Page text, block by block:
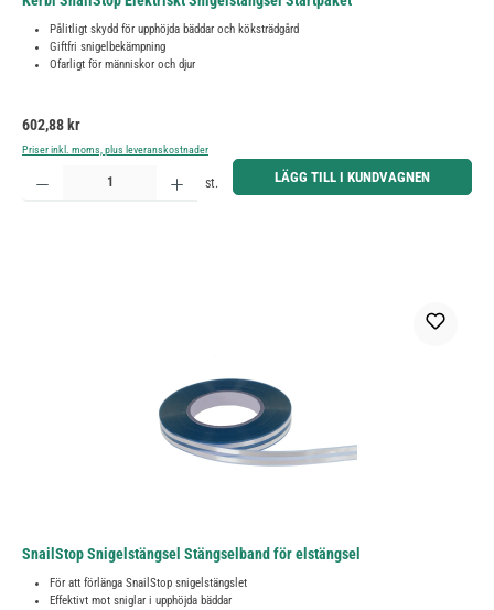
Pålitligt skydd för upphöjda bäddar och köksträdgård
Giftfri snigelbekämpning
Ofarligt för människor och djur
Ordinarie pris:
602,88 kr
Priser inkl. moms, plus leveranskostnader
Produktkvantitet: Ange önskat belopp eller använd knapparna för att öka eller minska kvantiteten.
st. LÄGG TILL I KUNDVAGNEN
SnailStop Snigelstängsel Stängselband för elstängsel
För att förlänga SnailStop snigelstängslet
Effektivt mot sniglar i upphöjda bäddar